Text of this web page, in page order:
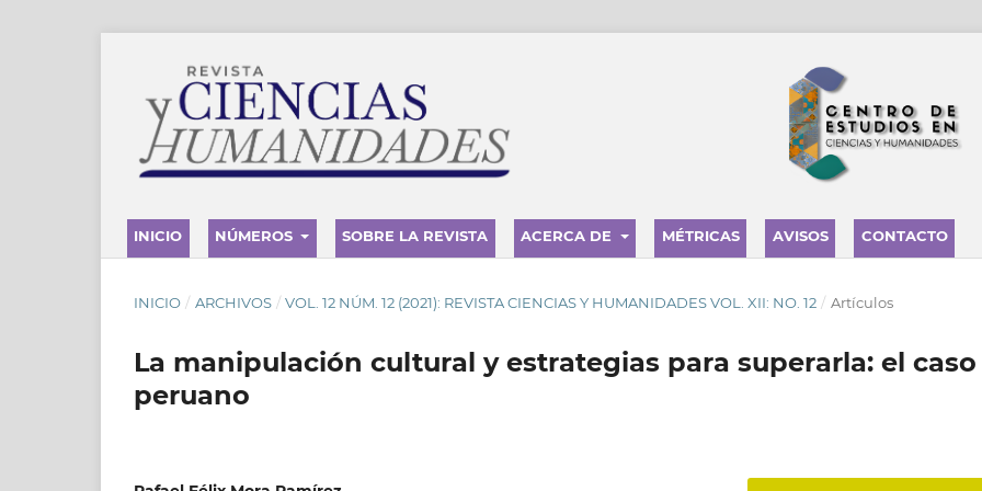
INICIO NÚMEROS SOBRE LA REVISTA ACERCA DE MÉTRICAS AVISOS CONTACTO
INICIO / ARCHIVOS / VOL. 12 NÚM. 12 (2021): REVISTA CIENCIAS Y HUMANIDADES VOL. XII: NO. 12 / Artículos
La manipulación cultural y estrategias para superarla: el caso
peruano